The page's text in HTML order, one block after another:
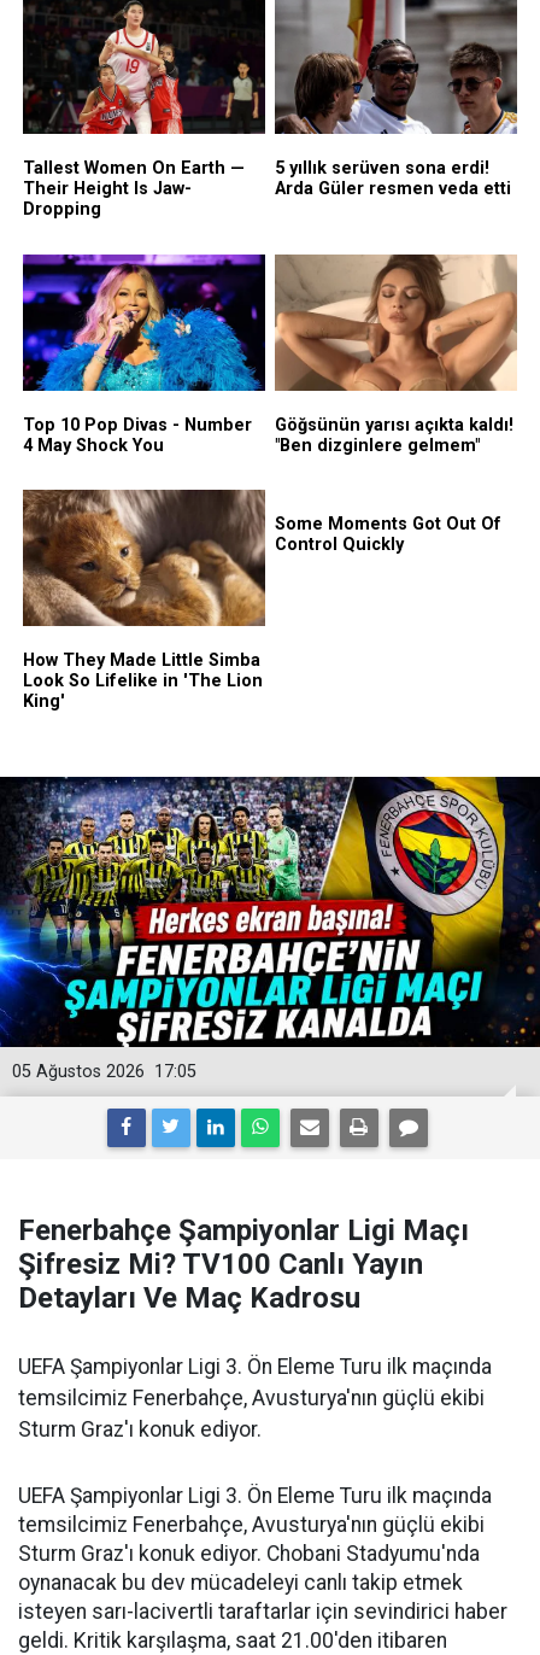
17:05
05 Ağustos 2026
Fenerbahçe Şampiyonlar Ligi Maçı
Şifresiz Mi? TV100 Canlı Yayın
Detayları Ve Maç Kadrosu
UEFA Şampiyonlar Ligi 3. Ön Eleme Turu ilk maçında
temsilcimiz Fenerbahçe, Avusturya'nın güçlü ekibi
Sturm Graz'ı konuk ediyor.
UEFA Şampiyonlar Ligi 3. Ön Eleme Turu ilk maçında
temsilcimiz Fenerbahçe, Avusturya'nın güçlü ekibi
Sturm Graz'ı konuk ediyor. Chobani Stadyumu'nda
oynanacak bu dev mücadeleyi canlı takip etmek
isteyen sarı-lacivertli taraftarlar için sevindirici haber
geldi. Kritik karşılaşma, saat 21.00'den itibaren